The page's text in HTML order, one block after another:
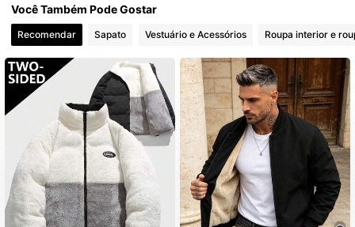
49K Seguidores
4,82 49K Seguidores
4,82 49K Seguidores
4,82 49K Seguidores
Você Também Pode Gostar
Recomendar Sapato Vestuário e Acessórios Roupa interior e